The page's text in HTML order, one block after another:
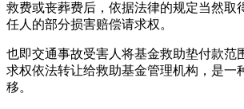
救费或丧葬费后，依据法律的规定当然取
任人的部分损害赔偿请求权。
也即交通事故受害人将基金救助垫付款范
求权依法转让给救助基金管理机构，是一
移。